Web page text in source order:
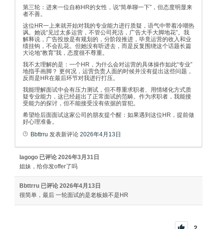
第三轮：进来一位自称HR的女性，说“简单聊一下”，但态度明显来
者不善。
这位HR一上来就开始对我的专业能力进行质疑，语气中带着冷嘲热
讽。她说“见过太多运营，不管公司死活，广告大手大脚地花”。我
解释说，广告投放是有规划的，分阶段推进，毕竟运营的收入和业
绩挂钩，不会乱花。但她没有听进去，而是反复围绕这个话题长篇
大论地“教育”我，态度很不尊重。
我不太理解的是：一个HR，为什么会对运营的具体操作如此“专业”
地指手画脚？ 更何况，运营负责人面的时候并没有提出这些问题，
反而是HR在最后环节对我进行打压。
我能理解面试中会有压力测试，但不尊重求职者、用情绪化方式质
疑专业能力，这已经超出了正常面试的范畴。作为求职者，我能接
受能力的探讨，但不能接受没有依据的冒犯。
希望给后面面试这家公司的朋友提个醒：如果遇到这位HR，提前做
好心理准备。
Bbttrru 发表新评论 2026年4月13日
lagogo 已评论 2026年3月31日
姐妹，给你发offer了吗
Bbttrru 已评论 2026年4月13日
很简单，最后 一轮面试的是老板娘不是HR